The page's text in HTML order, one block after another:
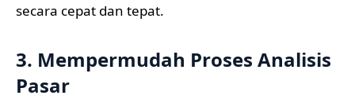
secara cepat dan tepat.
3. Mempermudah Proses Analisis
Pasar